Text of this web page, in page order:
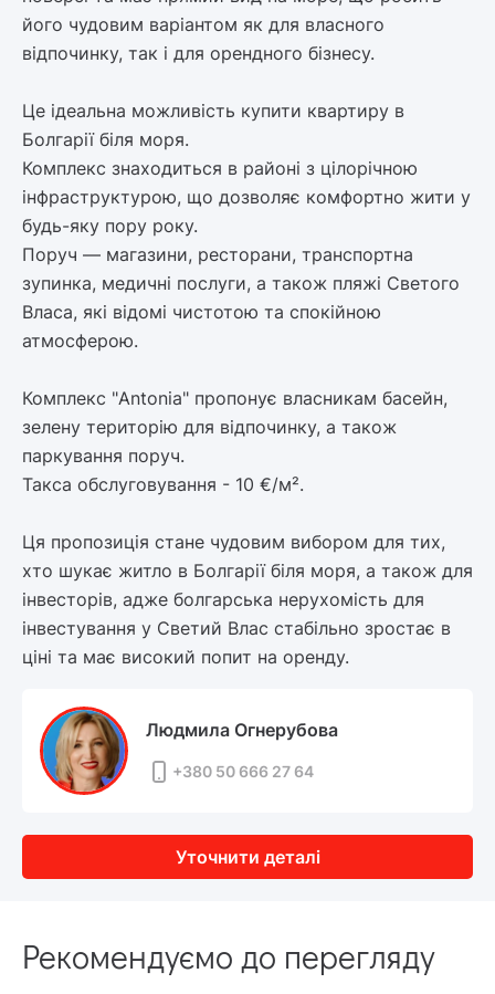
його чудовим варіантом як для власного
відпочинку, так і для орендного бізнесу.
Це ідеальна можливість купити квартиру в
Болгарії біля моря.
Комплекс знаходиться в районі з цілорічною
інфраструктурою, що дозволяє комфортно жити у
будь-яку пору року.
Поруч — магазини, ресторани, транспортна
зупинка, медичні послуги, а також пляжі Светого
Власа, які відомі чистотою та спокійною
атмосферою.
Комплекс "Antonia" пропонує власникам басейн,
зелену територію для відпочинку, а також
паркування поруч.
Такса обслуговування - 10 €/м².
Ця пропозиція стане чудовим вибором для тих,
хто шукає житло в Болгарії біля моря, а також для
інвесторів, адже болгарська нерухомість для
інвестування у Светий Влас стабільно зростає в
ціні та має високий попит на оренду.
Людмила Огнерубова
+380 50 666 27 64
Уточнити деталі
Рекомендуємо до перегляду